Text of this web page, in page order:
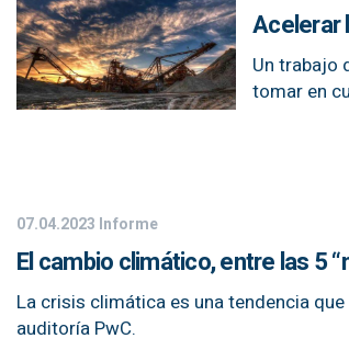
Acelerar
Un trabajo
tomar en
07.04.2023 Informe
El cambio climático, entre las 5
La crisis climática es una tendencia
auditoría PwC.